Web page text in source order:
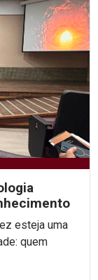
esteja uma
quem